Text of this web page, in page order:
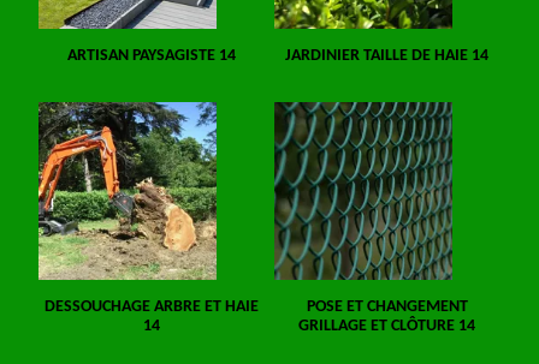
ARTISAN PAYSAGISTE 14 JARDINIER TAILLE DE HAIE 14
DESSOUCHAGE ARBRE ET HAIE
14
POSE ET CHANGEMENT
GRILLAGE ET CLÔTURE 14